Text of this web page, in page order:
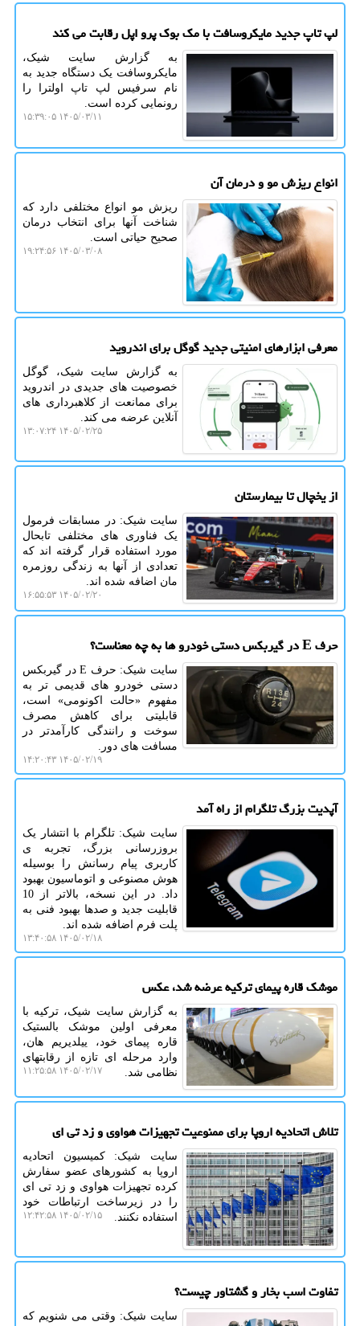
لپ تاپ جدید مایکروسافت با مک بوک پرو اپل رقابت می کند
به گزارش سایت شیک،
مایکروسافت یک دستگاه جدید به
نام سرفیس لپ تاپ اولترا را
رونمایی کرده است.
۱۴۰۵/۰۳/۱۱ ۱۵:۳۹:۰۵
انواع ریزش مو و درمان آن
ریزش مو انواع مختلفی دارد که
شناخت آنها برای انتخاب درمان
صحیح حیاتی است.
۱۴۰۵/۰۳/۰۸ ۱۹:۲۴:۵۶
معرفی ابزارهای امنیتی جدید گوگل برای اندروید
به گزارش سایت شیک، گوگل
خصوصیت های جدیدی در اندروید
برای ممانعت از کلاهبرداری های
آنلاین عرضه می کند.
۱۴۰۵/۰۲/۲۵ ۱۳:۰۷:۲۴
از یخچال تا بیمارستان
سایت شیک: در مسابقات فرمول
یک فناوری های مختلفی تابحال
مورد استفاده قرار گرفته اند که
تعدادی از آنها به زندگی روزمره
مان اضافه شده اند.
۱۴۰۵/۰۲/۲۰ ۱۶:۵۵:۵۳
حرف E در گیربکس دستی خودرو ها به چه معناست؟
سایت شیک: حرف E در گیربکس
دستی خودرو های قدیمی تر به
مفهوم «حالت اکونومی» است،
قابلیتی برای کاهش مصرف
سوخت و رانندگی کارآمدتر در
مسافت های دور.
۱۴۰۵/۰۲/۱۹ ۱۴:۲۰:۴۳
آپدیت بزرگ تلگرام از راه آمد
سایت شیک: تلگرام با انتشار یک
بروزرسانی بزرگ، تجربه ی
کاربری پیام رسانش را بوسیله
هوش مصنوعی و اتوماسیون بهبود
داد. در این نسخه، بالاتر از 10
قابلیت جدید و صدها بهبود فنی به
پلت فرم اضافه شده اند.
۱۴۰۵/۰۲/۱۸ ۱۳:۴۰:۵۸
موشک قاره پیمای ترکیه عرضه شد، عکس
به گزارش سایت شیک، ترکیه با
معرفی اولین موشک بالستیک
قاره پیمای خود، ییلدیریم هان،
وارد مرحله ای تازه از رقابتهای
نظامی شد.
۱۴۰۵/۰۲/۱۷ ۱۱:۲۵:۵۸
تلاش اتحادیه اروپا برای ممنوعیت تجهیزات هواوی و زد تی ای
سایت شیک: کمیسیون اتحادیه
اروپا به کشورهای عضو سفارش
کرده تجهیزات هواوی و زد تی ای
را در زیرساخت ارتباطات خود
استفاده نکنند.
۱۴۰۵/۰۲/۱۵ ۱۲:۴۲:۵۸
تفاوت اسب بخار و گشتاور چیست؟
سایت شیک: وقتی می شنویم که